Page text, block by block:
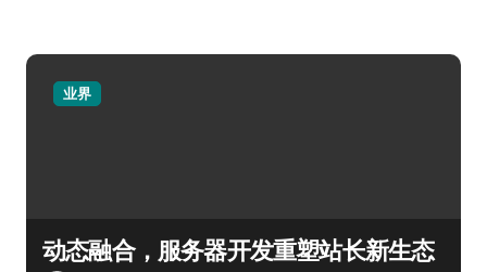
业界
动态融合，服务器开发重塑站长新生态